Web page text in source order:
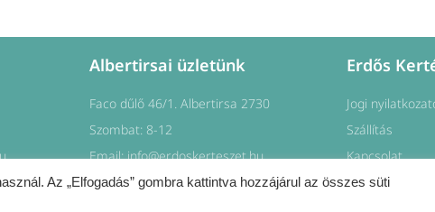
Albertirsai üzletünk
Faco dűlő 46/1. Albertirsa 2730
Szombat: 8-12
Email: info@erdoskerteszet.hu
Erdős
Jogi
Szállítás
Kapcsolat
Az „Elfogadás” gombra kattintva hozzájárul az összes süti